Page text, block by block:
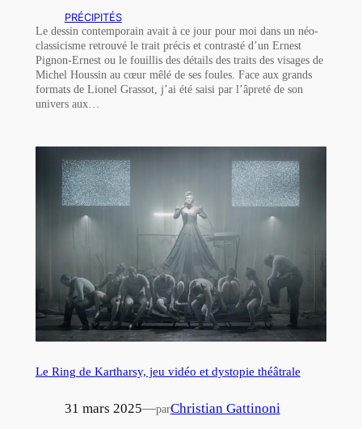
PRÉCIPITÉS
Le dessin contemporain avait à ce jour pour moi dans un néo-
classicisme retrouvé le trait précis et contrasté d’un Ernest
Pignon-Ernest ou le fouillis des détails des traits des visages de
Michel Houssin au cœur mêlé de ses foules. Face aux grands
formats de Lionel Grassot, j’ai été saisi par l’âpreté de son
univers aux…
Le Ring de Kartharsy, jeu vidéo et dystopie théâtrale
31 mars 2025—parChristian Gattinoni